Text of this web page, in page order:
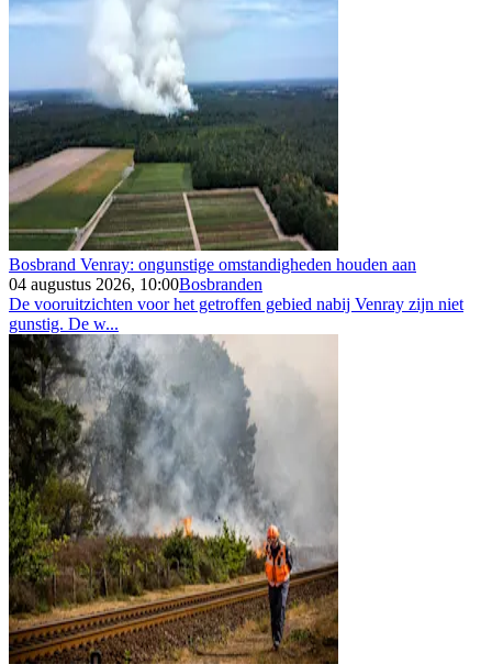
Bosbrand Venray: ongunstige omstandigheden houden aan
04 augustus 2026, 10:00Bosbranden
De vooruitzichten voor het getroffen gebied nabij Venray zijn niet
gunstig. De w...